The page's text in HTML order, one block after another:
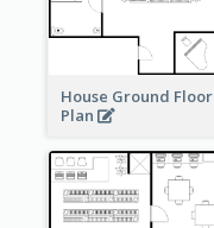
House Ground Floor
Plan